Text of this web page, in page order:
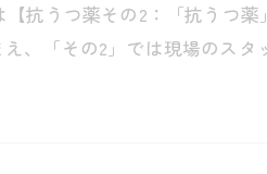
【抗うつ薬その2：「抗うつ
、「その2」では現場のスタ